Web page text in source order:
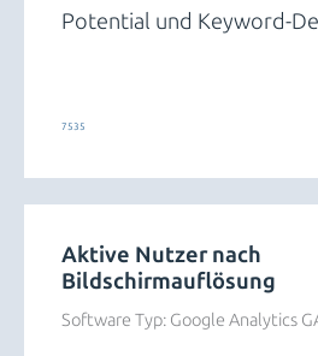
Potential und Keyword-
7535
Aktive Nutzer nach
Bildschirmauflösung
Software Typ: Google Analytics